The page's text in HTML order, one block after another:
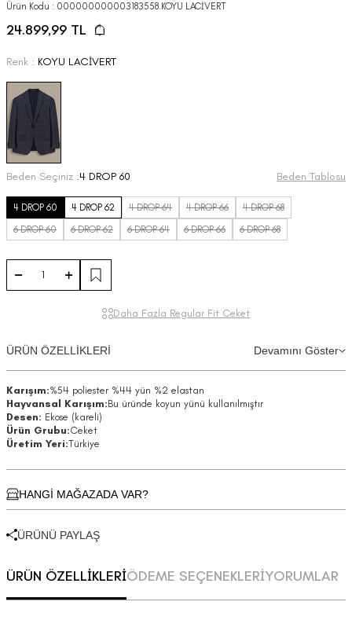
Ürün Kodu : 000000000003183558.KOYU LACİVERT
24.899,99 TL
Renk : KOYU LACİVERT
Beden Seçiniz :4 DROP 60 Beden Tablosu
4 DROP 60 4 DROP 62 4 DROP 64 4 DROP 66
4 DROP 68
6 DROP 60
6 DROP 62 6 DROP 64 6 DROP 66 6 DROP 68
Daha Fazla Regular Fit Ceket
ÜRÜN ÖZELLİKLERİ Devamını Göster
Karışım:%54 poliester %44 yün %2 elastan
Hayvansal Karışım:Bu üründe koyun yünü kullanılmıştır
Desen: Ekose (kareli)
Ürün Grubu:Ceket
Üretim Yeri:Türkiye
HANGİ MAĞAZADA VAR?
ÜRÜNÜ PAYLAŞ
ÜRÜN ÖZELLİKLERİÖDEME SEÇENEKLERİYORUMLAR